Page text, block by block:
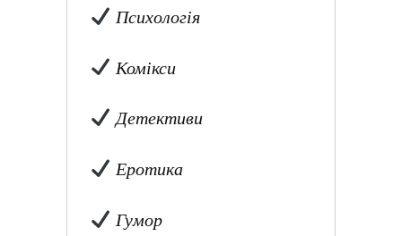
Психологія
Комікси
Детективи
Еротика
Гумор